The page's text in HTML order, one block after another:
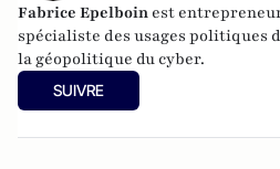
Fabrice Epelboin est
spécialiste des usages politiques
la géopolitique du cyber.
SUIVRE